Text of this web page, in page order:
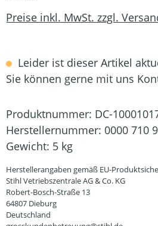
Preise inkl. MwSt. zzgl.
Leider ist dieser Artikel
Sie können gerne mit uns
Produktnummer: DC-
Herstellernummer: 0000 710
Gewicht: 5 kg
Herstellerangaben gemäß EU-
Stihl Vetriebszentrale AG & Co. KG
Robert-Bosch-Straße 13
64807 Dieburg
Deutschland